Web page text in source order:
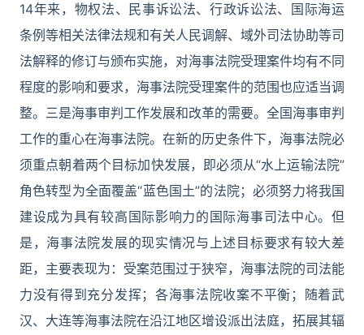
14年来，物权法、民事诉讼法、行政诉讼法、国际海运
条例等相关法律法规和有关人民调解、域外司法协助等司
法解释的修订与颁布实施，对海事法院受理案件均有不同
程度的影响和要求，海事法院受理案件的范围也应适当调
整。三是海事审判工作发展和改革的需要。全国海事审判
工作的重心在海事法院。在新的历史条件下，海事法院必
须重点朝着两个目标加快发展，即必须从“水上运输法院”
角色转型为全面覆盖“蓝色国土”的法院；必须努力将我国
建设成为具有较高国际影响力的国际海事司法中心。但
是，海事法院发展的现实情况与上述目标要求有较大差
距，主要表现为：受案范围过于狭窄，海事法院的司法能
力没有得到充分发挥；各海事法院收案不平衡；随着武
汉、大连等海事法院在沿江地区增设派出法庭，拓展其辐